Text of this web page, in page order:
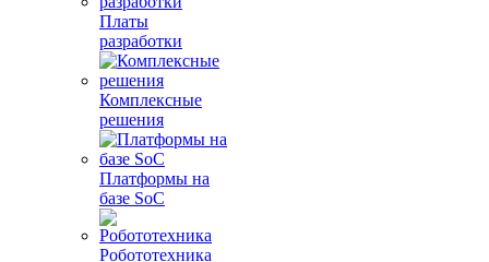
Платы
разработки
Комплексные
решения
Платформы на
базе SoC
Робототехника